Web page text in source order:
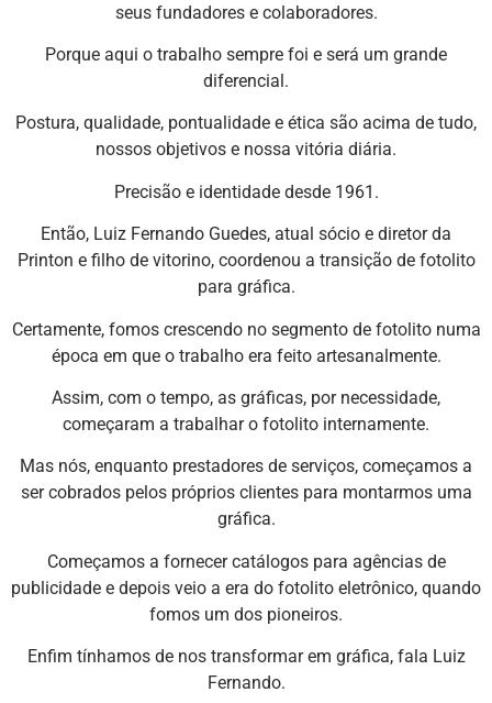
seus fundadores e colaboradores.
Porque aqui o trabalho sempre foi e será um grande
diferencial.
Postura, qualidade, pontualidade e ética são acima de tudo,
nossos objetivos e nossa vitória diária.
Precisão e identidade desde 1961.
Então, Luiz Fernando Guedes, atual sócio e diretor da
Printon e filho de vitorino, coordenou a transição de fotolito
para gráfica.
Certamente, fomos crescendo no segmento de fotolito numa
época em que o trabalho era feito artesanalmente.
Assim, com o tempo, as gráficas, por necessidade,
começaram a trabalhar o fotolito internamente.
Mas nós, enquanto prestadores de serviços, começamos a
ser cobrados pelos próprios clientes para montarmos uma
gráfica.
Começamos a fornecer catálogos para agências de
publicidade e depois veio a era do fotolito eletrônico, quando
fomos um dos pioneiros.
Enfim tínhamos de nos transformar em gráfica, fala Luiz
Fernando.